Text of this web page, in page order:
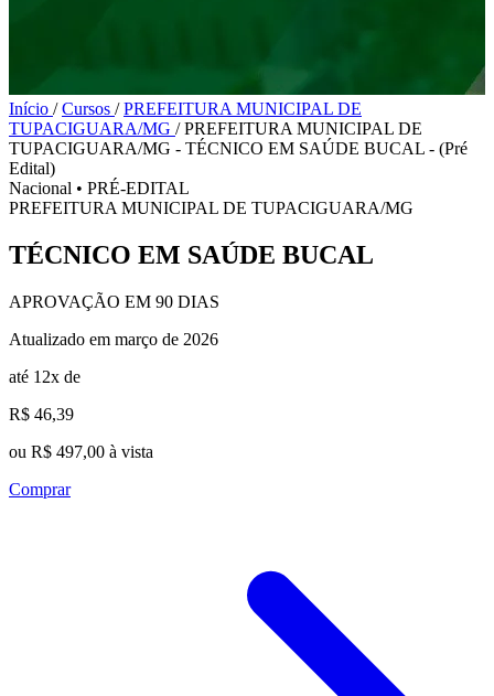
Início / Cursos / PREFEITURA MUNICIPAL DE
TUPACIGUARA/MG / PREFEITURA MUNICIPAL DE
TUPACIGUARA/MG - TÉCNICO EM SAÚDE BUCAL - (Pré
Edital)
Nacional • PRÉ-EDITAL
PREFEITURA MUNICIPAL DE TUPACIGUARA/MG
TÉCNICO EM SAÚDE BUCAL
APROVAÇÃO EM 90 DIAS
Atualizado em março de 2026
até 12x de
R$ 46,39
ou R$ 497,00 à vista
Comprar